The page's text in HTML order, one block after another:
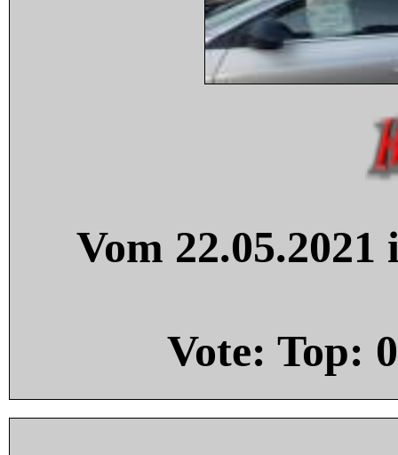
Vom
Vote: Top: 0